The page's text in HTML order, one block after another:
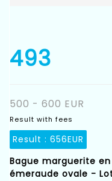
493
500 - 600 EUR
Result with fees
Result : 656EUR
Bague marguerite
émeraude ovale -